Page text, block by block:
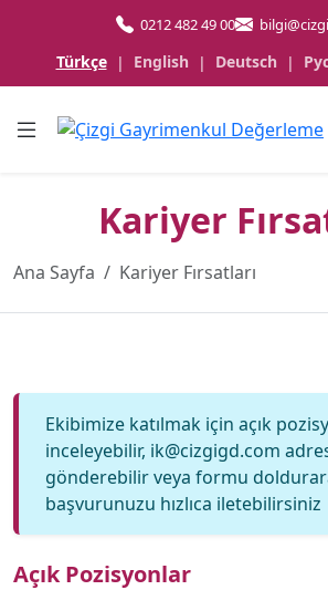
0212 482 49 00
Türkçe | English | Deutsch |
Kariyer
Ana Sayfa Kariyer Fırsatları
Ekibimize katılmak için açık
inceleyebilir, ik@cizgigd.com
gönderebilir veya formu
başvurunuzu hızlıca iletebilirsiniz
Açık Pozisyonlar